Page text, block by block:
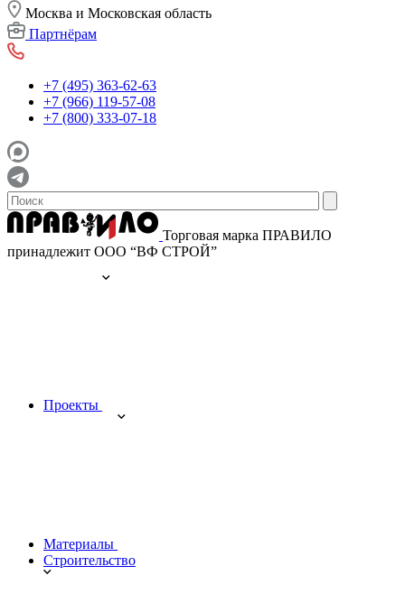
Москва и Московская область
Партнёрам
+7 (495) 363-62-63
+7 (966) 119-57-08
+7 (800) 333-07-18
Торговая марка ПРАВИЛО
принадлежит ООО “ВФ СТРОЙ”
Проекты
Материалы
Строительство